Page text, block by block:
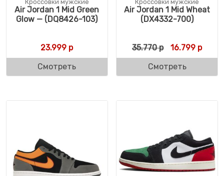
Кроссовки мужские
Air Jordan 1 Mid Green
Glow — (DQ8426-103)
23.999 р
Смотреть
Кроссовки мужские
Air Jordan 1 Mid Wheat
(DX4332-700)
35.770р 16.799 р
Смотреть